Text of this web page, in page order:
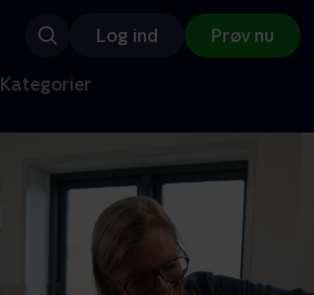
Log ind Prøv nu
Kategorier